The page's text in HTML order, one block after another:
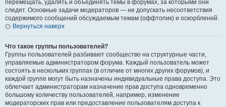
перемещать, удалять и объединять темы в форумах, за которыми они
следят. Основные задачи модераторов — не допускать несоответствия
содержимого сообщений обсуждаемым темам (оффтопик) и оскорблений.
Вернуться наверх
Что такое группы пользователей?
Группы пользователей разбивают сообщество на структурные части,
управляемые администратором форума. Каждый пользователь может
состоять в нескольких группах (в отличие от многих других форумов), и
каждой группе могут быть назначены индивидуальные права доступа. Это
облегчает администраторам назначение прав доступа одновременно
большому количеству пользователей, например, изменение
модераторских прав или предоставление пользователям доступа к